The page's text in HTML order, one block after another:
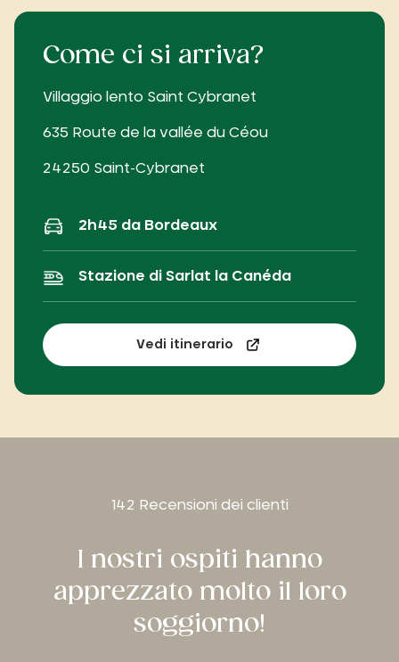
Come ci si arriva?
Villaggio lento Saint Cybranet
635 Route de la vallée du Céou
24250 Saint-Cybranet
2h45 da Bordeaux
Stazione di Sarlat la Canéda
Vedi itinerario
142 Recensioni dei clienti
I nostri ospiti hanno
apprezzato molto il loro
soggiorno!